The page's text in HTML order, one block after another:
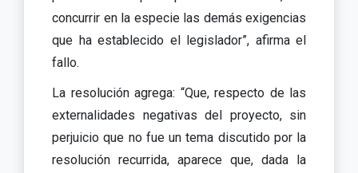
concurrir en la especie las demás exigencias
que ha establecido el legislador”, afirma el
fallo.
La resolución agrega: “Que, respecto de las
externalidades negativas del proyecto, sin
perjuicio que no fue un tema discutido por la
resolución recurrida, aparece que, dada la